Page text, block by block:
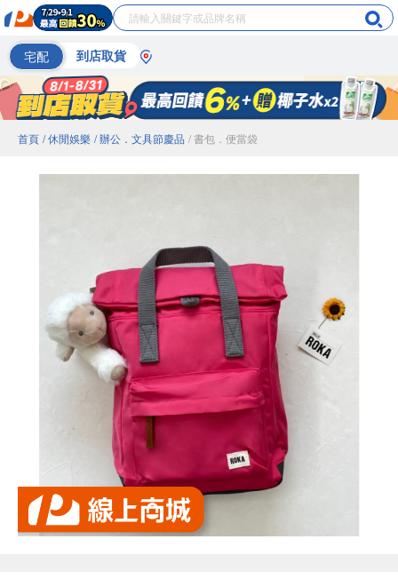
宅配 到店取貨
首頁 / 休閒娛樂 / 辦公．文具節慶品 / 書包．便當袋